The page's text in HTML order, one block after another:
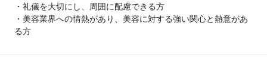
・礼儀を大切にし、周囲に配慮できる方
・美容業界への情熱があり、美容に対する強い関心と熱意があ
る方